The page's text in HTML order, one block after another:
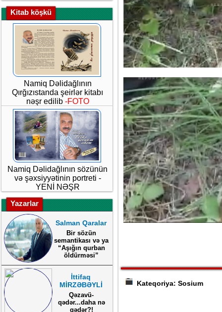
Kitab köşkü
Namiq Dəlidağlının
Qırğızıstanda şeirlər kitabı
nəşr edilib -FOTO
Namiq Dəlidağlının sözünün
və şəxsiyyətinin portreti -
YENİ NƏŞR
Yazarlar
Salman Qaralar
Bir sözün
semantikası və ya
“Aşığın qurban
öldürməsi”
İttifaq
MİRZƏBƏYLİ
Qəzavü-
qədər...daha nə
qədər?!
Kateqoriya: Sosium